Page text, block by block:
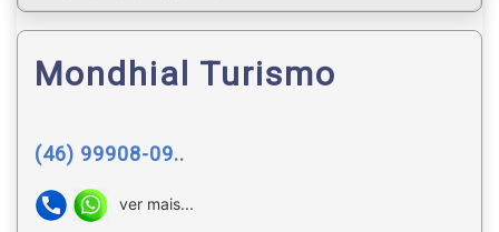
Mondhial Turismo
(46) 99908-09..
ver mais...